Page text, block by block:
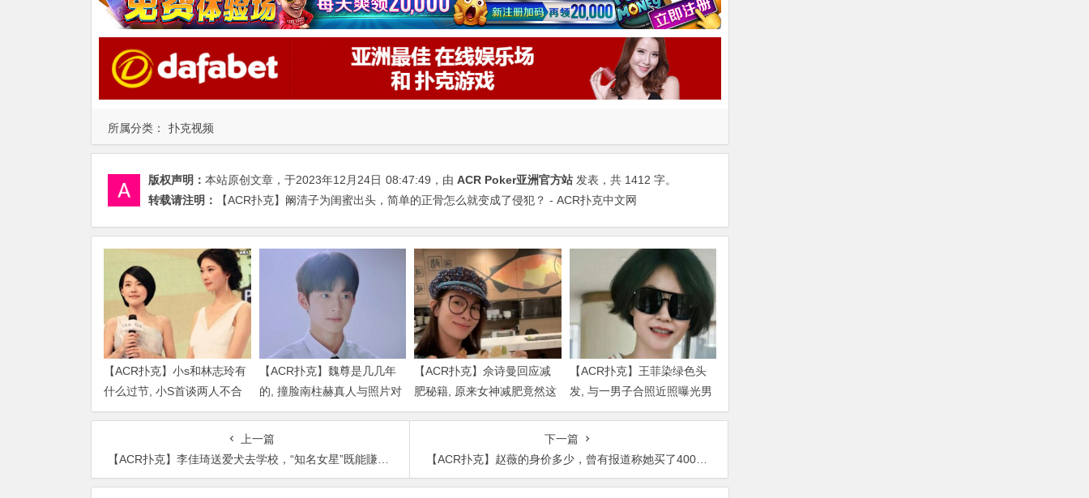
所属分类： 扑克视频
版权声明： 本站原创文章，于2023年12月24日 08:47:49 ，由 ACR Poker亚洲官方站 发表，共 1412 字。
转载请注明：
【ACR扑克】阚清子为闺蜜出头，简单的正骨怎么就变成了侵犯？ - ACR扑克中文网
【ACR扑克】小s和林志玲有
什么过节, 小S首谈两人不合
传闻说了什么
【ACR扑克】魏尊是几几年
的, 撞脸南柱赫真人与照片对
比颜值被质疑
【ACR扑克】佘诗曼回应减
肥秘籍, 原来女神减肥竟然这
么简单
【ACR扑克】王菲染绿色头
发, 与一男子合照近照曝光男
子身份被扒出
上一篇
【ACR扑克】李佳琦送爱犬去学校，“知名女星”既能賺钱又能回馈社会
下一篇
【ACR扑克】赵薇的身价多少，曾有报道称她买了400万欧元的酒庄